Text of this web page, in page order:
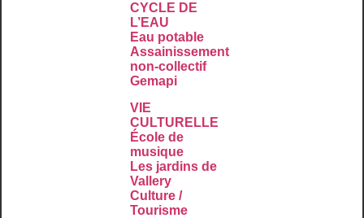
CYCLE DE
L’EAU
Eau potable
Assainissement
non-collectif
Gemapi
VIE
CULTURELLE
École de
musique
Les jardins de
Vallery
Culture /
Tourisme